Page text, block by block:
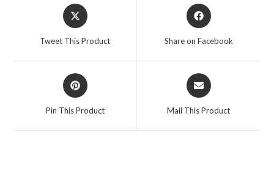
Opens
in
Tweet This Product
Opens
in
Share on Facebook
Opens
in
Pin This Product
Opens
in
Mail This Product